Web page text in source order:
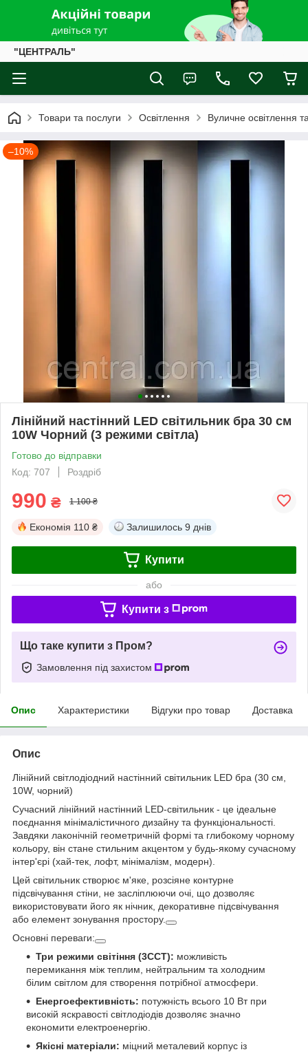
"ЦЕНТРАЛЬ"
Товари та послуги Освітлення Вуличне освітлення та
–10%
Лінійний настінний LED світильник бра 30 см
10W Чорний (3 режими світла)
Готово до відправки
Код: 707
Роздріб
990 ₴ 1 100 ₴
Економія 110 ₴ Залишилось 9 днів
Купити
або
Купити з
Що таке купити з Пром?
Замовлення під захистом
Опис Характеристики Відгуки про товар Доставка
Опис
Лінійний світлодіодний настінний світильник LED бра (30 см,
10W, чорний)
Сучасний лінійний настінний LED-світильник - це ідеальне
поєднання мінімалістичного дизайну та функціональності.
Завдяки лаконічній геометричній формі та глибокому чорному
кольору, він стане стильним акцентом у будь-якому сучасному
інтер'єрі (хай-тек, лофт, мінімалізм, модерн).
Цей світильник створює м'яке, розсіяне контурне
підсвічування стіни, не засліплюючи очі, що дозволяє
використовувати його як нічник, декоративне підсвічування
або елемент зонування простору.
Основні переваги:
Три режими світіння (3CCT): можливість
перемикання між теплим, нейтральним та холодним
білим світлом для створення потрібної атмосфери.
Енергоефективність: потужність всього 10 Вт при
високій яскравості світлодіодів дозволяє значно
економити електроенергію.
Якісні матеріали: міцний металевий корпус із